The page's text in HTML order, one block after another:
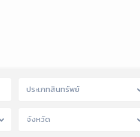
ประเภทสินทรัพย์
จังหวัด